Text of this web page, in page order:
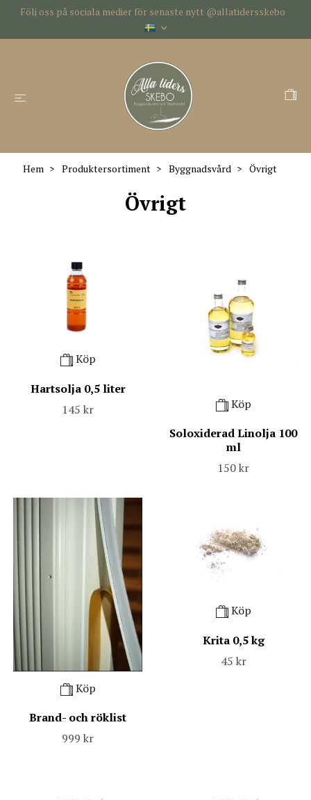
Följ oss på sociala medier för senaste nytt @allatidersskebo
Hem Produktersortiment Byggnadsvård Övrigt
Övrigt
Köp
Hartsolja 0,5 liter
145 kr
Köp
Soloxiderad Linolja 100
ml
150 kr
Köp
Brand- och röklist
999 kr
Köp
Krita 0,5 kg
45 kr